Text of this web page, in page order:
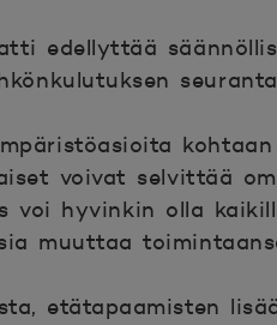
edellyttää
voivat selvittää
voi hyvinkin olla
muuttaa
a, etätapaamisten